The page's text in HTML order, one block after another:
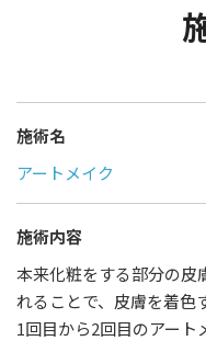
施術名
アートメイク
施術内容
本来化粧をする部分の皮
れることで、皮膚を着色
1回目から2回目のアート